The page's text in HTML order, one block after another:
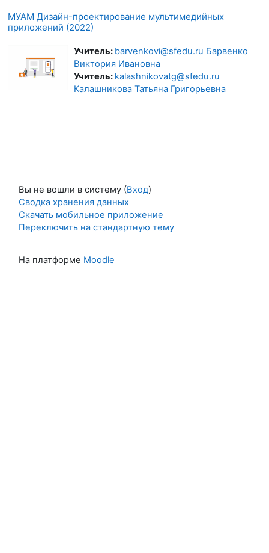
МУАМ Дизайн-проектирование мультимедийных
приложений (2022)
Учитель: barvenkovi@sfedu.ru Барвенко
Виктория Ивановна
Учитель: kalashnikovatg@sfedu.ru
Калашникова Татьяна Григорьевна
Вы не вошли в систему (Вход)
Сводка хранения данных
Скачать мобильное приложение
Переключить на стандартную тему
На платформе Moodle